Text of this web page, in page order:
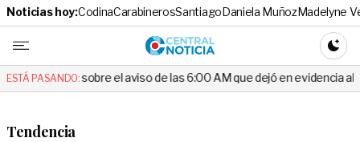
Noticias hoy:CodinaCarabinerosSantiagoDaniela MuñozMadelyne
Central
ESTÁ PASANDO:
aviso de las 6:00 AM que dejó en evidencia al Delegado
Tendencia